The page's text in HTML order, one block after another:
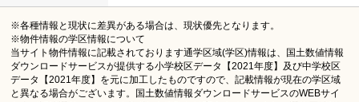
※各種情報と現状に差異がある場合は、現状優先となります。
※物件情報の学区情報について
当サイト物件情報に記載されております通学区域(学区)情報は、国土数値情報
ダウンロードサービスが提供する小学校区データ【2021年度】及び中学校区
データ【2021年度】を元に加工したものですので、記載情報が現在の学区域
と異なる場合がございます。国土数値情報ダウンロードサービスのWEBサイ